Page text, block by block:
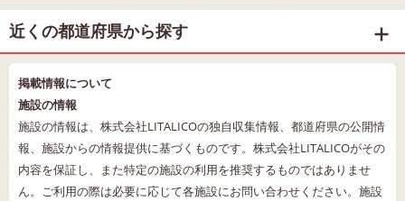
近くの都道府県から探す
掲載情報について
施設の情報
施設の情報は、株式会社LITALICOの独自収集情報、都道府県の公開情
報、施設からの情報提供に基づくものです。株式会社LITALICOがその
内容を保証し、また特定の施設の利用を推奨するものではありませ
ん。ご利用の際は必要に応じて各施設にお問い合わせください。施設